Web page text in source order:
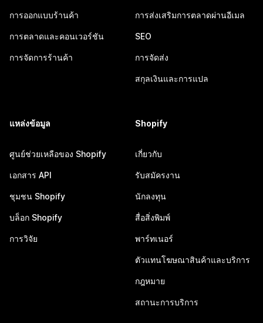
การออกแบบร้านค้า
การตลาดและคอนเวอร์ชัน
การจัดการร้านค้า
การส่งเสริมการตลาดผ่านอีเมล
SEO
การจัดส่ง
สกุลเงินและการแปล
แหล่งข้อมูล
ศูนย์ช่วยเหลือของ Shopify
เอกสาร API
ชุมชน Shopify
บล็อก Shopify
การวิจัย
Shopify
เกี่ยวกับ
รับสมัครงาน
นักลงทุน
สื่อสิ่งพิมพ์
พาร์ทเนอร์
ตัวแทนโฆษณาสินค้าและบริการ
กฎหมาย
สถานะการบริการ